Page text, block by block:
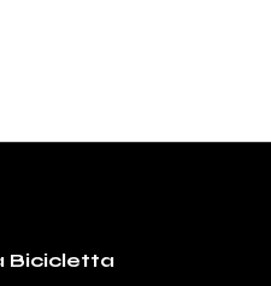
Bicicletta